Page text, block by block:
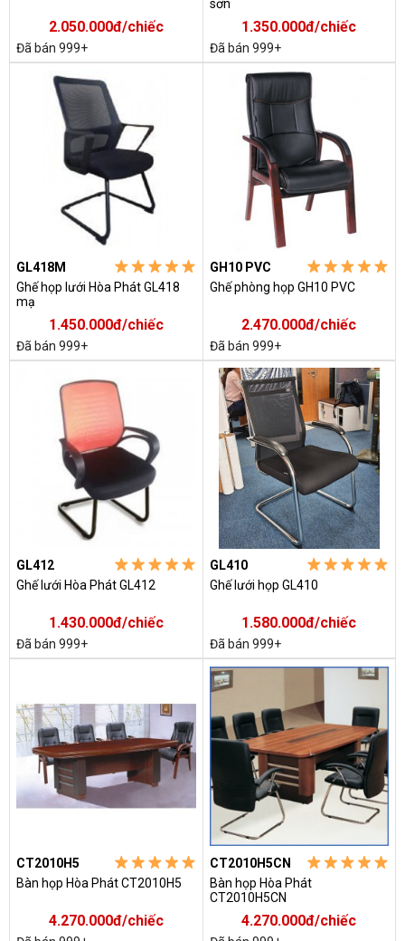
2.050.000đ/chiếc
Đã bán 999+
sơn
1.350.000đ/chiếc
Đã bán 999+
GL418M
Ghế họp lưới Hòa Phát GL418
mạ
1.450.000đ/chiếc
Đã bán 999+
GH10 PVC
Ghế phòng họp GH10 PVC
2.470.000đ/chiếc
Đã bán 999+
GL412
Ghế lưới Hòa Phát GL412
1.430.000đ/chiếc
Đã bán 999+
GL410
Ghế lưới họp GL410
1.580.000đ/chiếc
Đã bán 999+
CT2010H5
Bàn họp Hòa Phát CT2010H5
4.270.000đ/chiếc
CT2010H5CN
Bàn họp Hòa Phát
CT2010H5CN
4.270.000đ/chiếc